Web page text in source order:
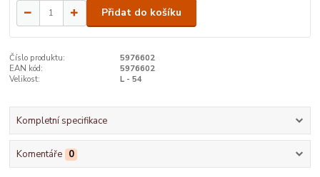
Přidat do košíku
Číslo produktu:
5976602
EAN kód:
5976602
Velikost:
L - 54
Kompletní specifikace
Komentáře 0